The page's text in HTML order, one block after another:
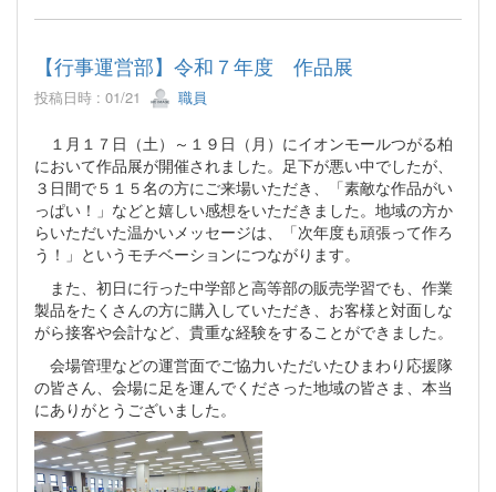
【行事運営部】令和７年度 作品展
投稿日時 : 01/21 職員
１月１７日（土）～１９日（月）にイオンモールつがる柏
において作品展が開催されました。足下が悪い中でしたが、
３日間で５１５名の方にご来場いただき、「素敵な作品がい
っぱい！」などと嬉しい感想をいただきました。地域の方か
らいただいた温かいメッセージは、「次年度も頑張って作ろ
う！」というモチベーションにつながります。
また、初日に行った中学部と高等部の販売学習でも、作業
製品をたくさんの方に購入していただき、お客様と対面しな
がら接客や会計など、貴重な経験をすることができました。
会場管理などの運営面でご協力いただいたひまわり応援隊
の皆さん、会場に足を運んでくださった地域の皆さま、本当
にありがとうございました。